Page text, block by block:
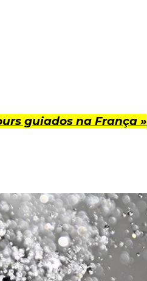
guiados na França »